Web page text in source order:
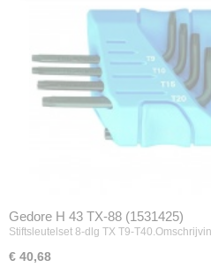
Gedore H 43 TX-88 (1531425)
Stiftsleutelset 8-dlg TX T9-
€ 40,68